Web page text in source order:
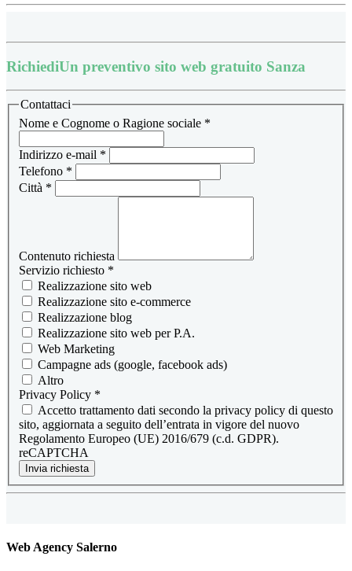
RichiediUn preventivo sito web gratuito Sanza
Contattaci
Nome e Cognome o Ragione sociale *
Indirizzo e-mail *
Telefono *
Città *
Contenuto richiesta
Servizio richiesto *
Realizzazione sito web
Realizzazione sito e-commerce
Realizzazione blog
Realizzazione sito web per P.A.
Web Marketing
Campagne ads (google, facebook ads)
Altro
Privacy Policy *
Accetto trattamento dati secondo la privacy policy di questo
sito, aggiornata a seguito dell’entrata in vigore del nuovo
Regolamento Europeo (UE) 2016/679 (c.d. GDPR).
reCAPTCHA
Invia richiesta
Web Agency Salerno